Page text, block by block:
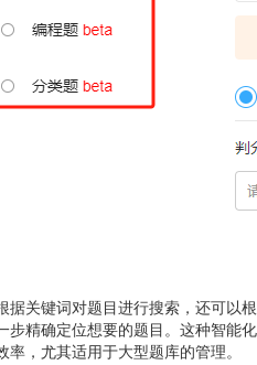
据关键词对题目进行搜索，还可以根
步精确定位想要的题目。这种智能化
，尤其适用于大型题库的管理。